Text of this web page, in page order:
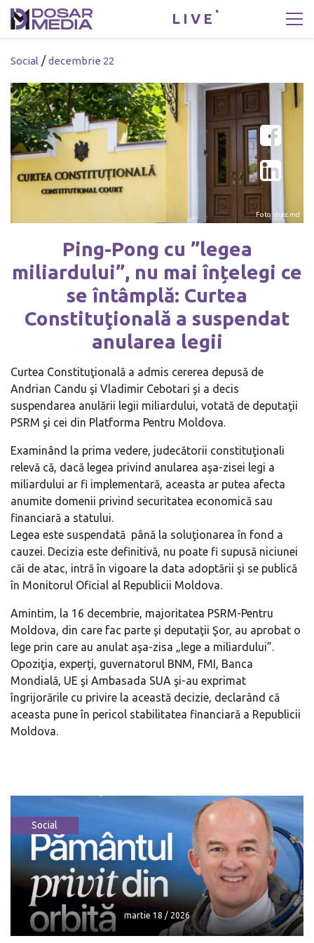
LIVE
Social /decembrie 22
Foto: diez.md
Ping-Pong cu ”legea
miliardului”, nu mai înțelegi ce
se întâmplă: Curtea
Constituţională a suspendat
anularea legii
Curtea Constituţională a admis cererea depusă de
Andrian Candu şi Vladimir Cebotari şi a decis
suspendarea anulării legii miliardului, votată de deputaţii
PSRM şi cei din Platforma Pentru Moldova.
Examinând la prima vedere, judecătorii constituţionali
relevă că, dacă legea privind anularea aşa-zisei legi a
miliardului ar fi implementară, aceasta ar putea afecta
anumite domenii privind securitatea economică sau
financiară a statului.
Legea este suspendată până la soluţionarea în fond a
cauzei. Decizia este definitivă, nu poate fi supusă niciunei
căi de atac, intră în vigoare la data adoptării şi se publică
în Monitorul Oficial al Republicii Moldova.
Amintim, la 16 decembrie, majoritatea PSRM-Pentru
Moldova, din care fac parte şi deputaţii Şor, au aprobat o
lege prin care au anulat aşa-zisa „lege a miliardului”.
Opoziţia, experţi, guvernatorul BNM, FMI, Banca
Mondială, UE şi Ambasada SUA şi-au exprimat
îngrijorările cu privire la această decizie, declarând că
aceasta pune în pericol stabilitatea financiară a Republicii
Moldova.
Social
martie 18 / 2026